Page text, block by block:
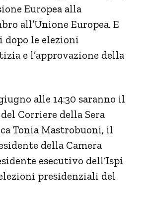
Europea alla
all’Unione Europea. E
le elezioni
e l’approvazione della
alle 14:30 saranno il
Corriere della Sera
Tonia Mastrobuoni, il
della Camera
esecutivo dell’Ispi
presidenziali del